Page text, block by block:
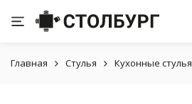
Главная Стулья Кухонные стулья